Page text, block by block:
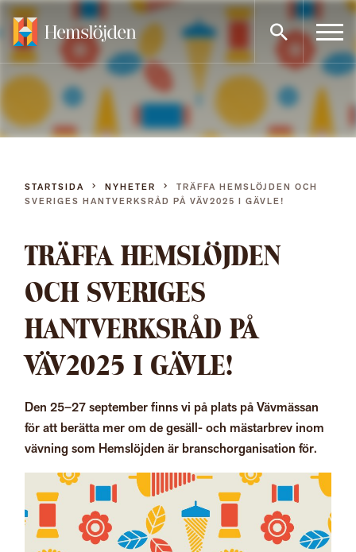
direkt
innehållet
STARTSIDA NYHETER
TRÄFFA HEMSLÖJDEN OCH
SVERIGES HANTVERKSRÅD PÅ VÄV2025 I GÄVLE!
TRÄFFA HEMSLÖJDEN
OCH SVERIGES
HANTVERKSRÅD PÅ
VÄV2025 I GÄVLE!
Den 25–27 september finns vi på plats på Vävmässan
för att berätta mer om de gesäll- och mästarbrev inom
vävning som Hemslöjden är branschorganisation för.